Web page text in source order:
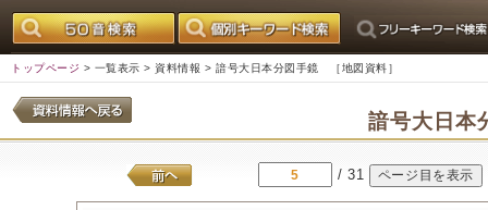
トップページ > 一覧表示 > 資料情報 > 諳号大日本分図手鏡 ［地図資料］
諳号大日
/ 31